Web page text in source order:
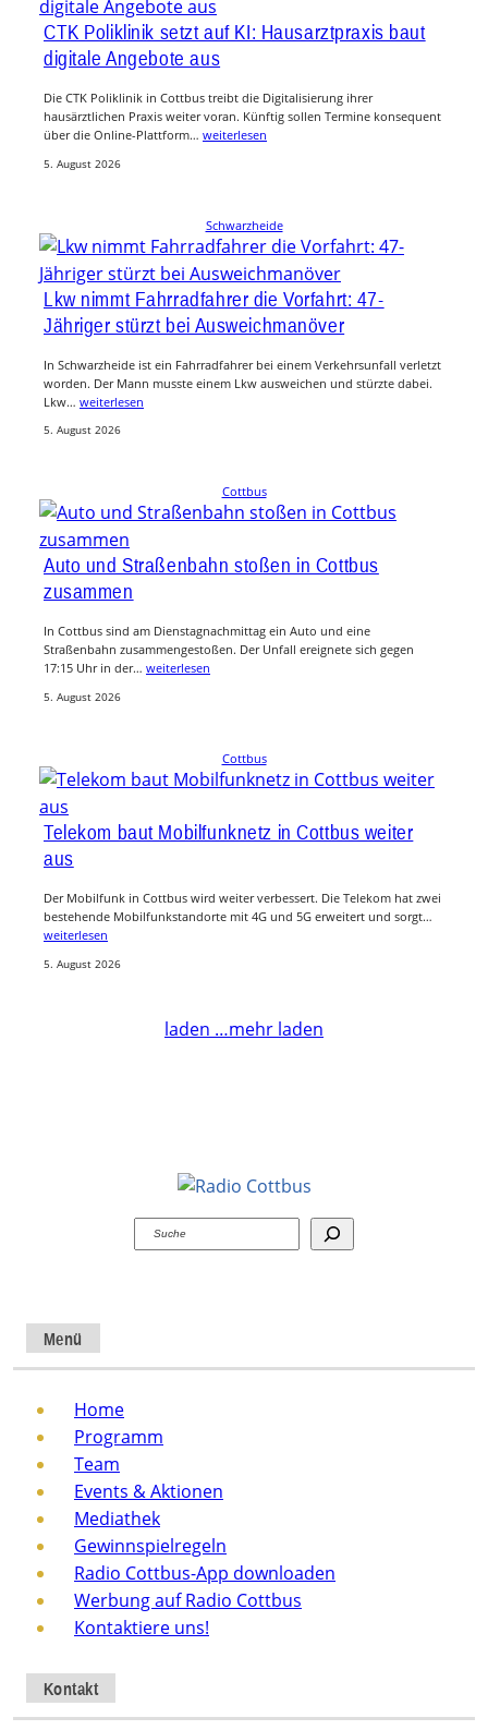
CTK Poliklinik setzt auf KI: Hausarztpraxis baut
digitale Angebote aus
Die CTK Poliklinik in Cottbus treibt die Digitalisierung ihrer
hausärztlichen Praxis weiter voran. Künftig sollen Termine konsequent
über die Online-Plattform… weiterlesen
5. August 2026
Schwarzheide
Lkw nimmt Fahrradfahrer die Vorfahrt: 47-
Jähriger stürzt bei Ausweichmanöver
In Schwarzheide ist ein Fahrradfahrer bei einem Verkehrsunfall verletzt
worden. Der Mann musste einem Lkw ausweichen und stürzte dabei.
Lkw… weiterlesen
5. August 2026
Cottbus
Auto und Straßenbahn stoßen in Cottbus
zusammen
In Cottbus sind am Dienstagnachmittag ein Auto und eine
Straßenbahn zusammengestoßen. Der Unfall ereignete sich gegen
17:15 Uhr in der… weiterlesen
5. August 2026
Cottbus
Telekom baut Mobilfunknetz in Cottbus weiter
aus
Der Mobilfunk in Cottbus wird weiter verbessert. Die Telekom hat zwei
bestehende Mobilfunkstandorte mit 4G und 5G erweitert und sorgt…
weiterlesen
5. August 2026
laden …mehr laden
Suchen
Menü
Home
Programm
Team
Events & Aktionen
Mediathek
Gewinnspielregeln
Radio Cottbus-App downloaden
Werbung auf Radio Cottbus
Kontaktiere uns!
Kontakt